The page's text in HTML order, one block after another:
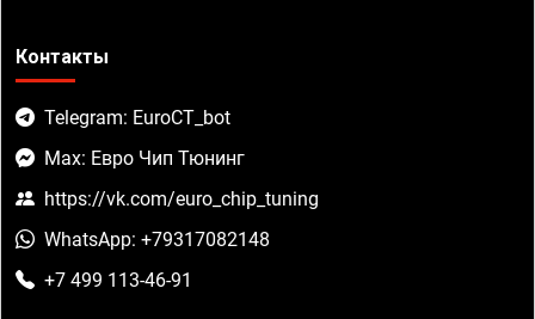
Контакты
Telegram: EuroCT_bot
Max: Евро Чип Тюнинг
https://vk.com/euro_chip_tuning
WhatsApp: +79317082148
+7 499 113-46-91